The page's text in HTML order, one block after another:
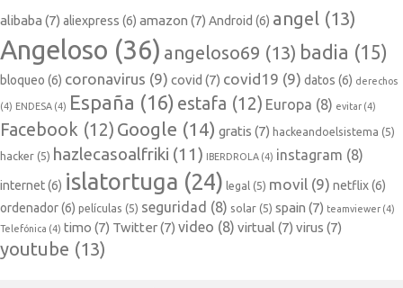
alibaba (7) aliexpress (6) amazon (7) Android (6) angel (13)
Angeloso (36) angeloso69 (13) badia (15)
bloqueo (6) coronavirus (9) covid (7) covid19 (9) datos (6) derechos
(4) ENDESA (4) España (16) estafa (12) Europa (8) evitar (4)
Facebook (12) Google (14) gratis (7) hackeandoelsistema (5)
hacker (5) hazlecasoalfriki (11) IBERDROLA (4) instagram (8)
internet(6) islatortuga (24) legal (5) movil (9) netflix(6)
ordenador(6) películas (5) seguridad (8) solar (5) spain (7) teamviewer (4)
Telefónica (4) timo (7) Twitter(7) video (8) virtual (7) virus (7)
youtube (13)